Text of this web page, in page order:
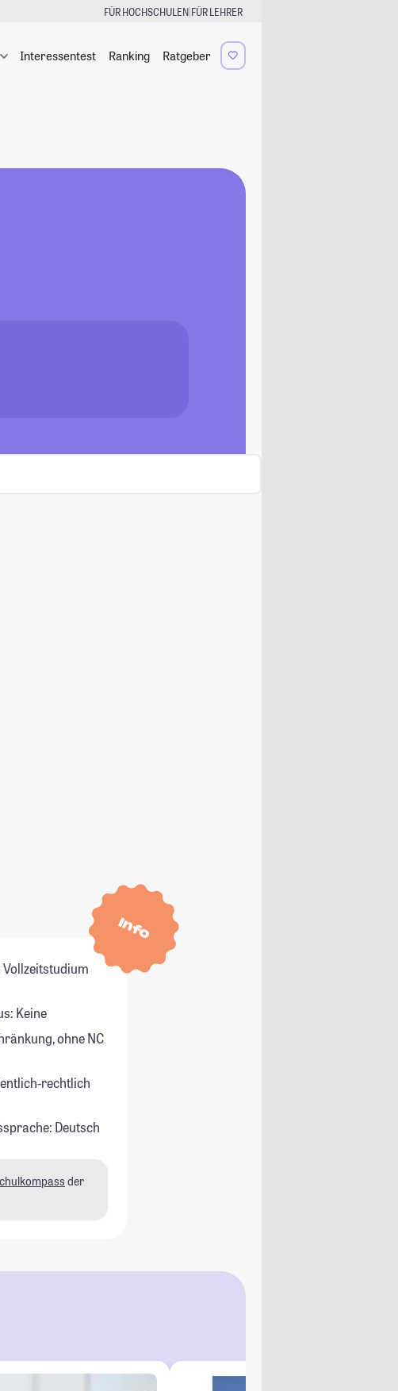
FÜR HOCHSCHULEN|FÜR LEHRER
Interessentest Ranking Ratgeber
Info
Keine
ohne NC
rechtlich
Deutsch
der